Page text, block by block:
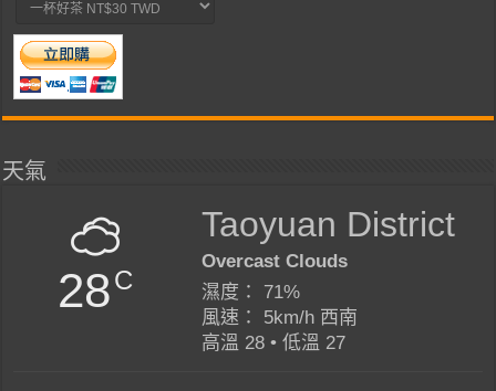
天氣
28C
Taoyuan District
Overcast Clouds
濕度： 71%
風速： 5km/h 西南
高溫 28 • 低溫 27